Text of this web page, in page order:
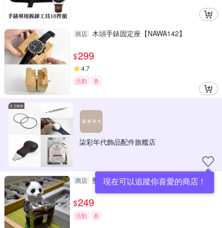
商店 木頭手錶固定座【NAWA142】
$299
4.7
活動
券
柒彩年代飾品配件旗艦店
現在可以追蹤你喜愛的商店！
商店 熊貓手錶 擺飾架.收納【NAWA131】
$249
活動 券